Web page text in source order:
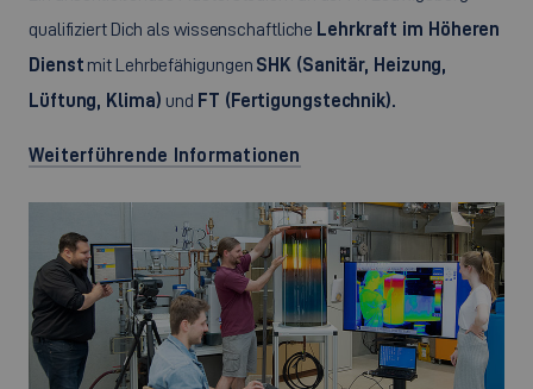
qualifiziert Dich als wissenschaftliche Lehrkraft im Höheren
Dienst mit Lehrbefähigungen SHK (Sanitär, Heizung,
Lüftung, Klima) und FT (Fertigungstechnik).
Weiterführende Informationen